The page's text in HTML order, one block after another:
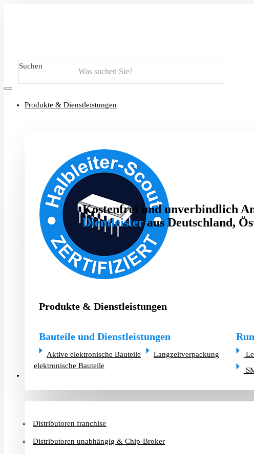
Suchen
Produkte & Dienstleistungen
Kostenfrei und unverbindlich
Dientleisteraus Deutschland,
Produkte & Dienstleistungen
Bauteile und Dienstleistungen
Aktive elektronische Bauteile
Langzeitverpackung
elektronische Bauteile
Distributoren franchise
Distributoren unabhängig & Chip-Broker